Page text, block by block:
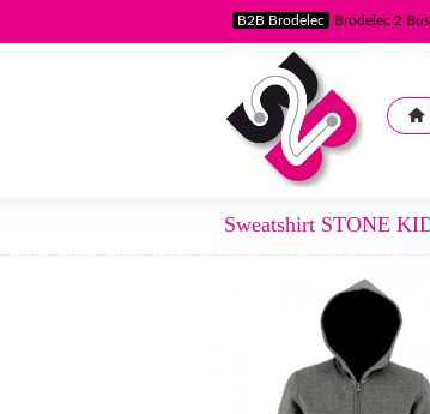
B2B Brodelec Brodelec 2
Sweatshirt STONE